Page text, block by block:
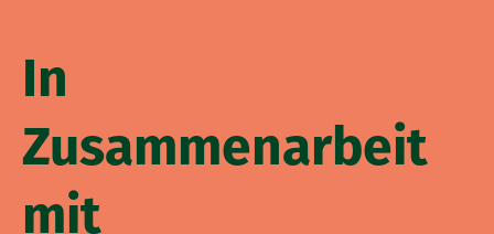
In
Zusammenarbeit
mit